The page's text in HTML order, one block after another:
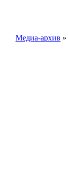
Медиа-архив »